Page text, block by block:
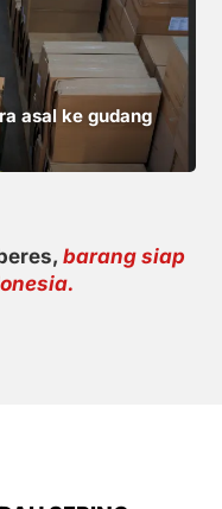
asal ke gudang
barang siap